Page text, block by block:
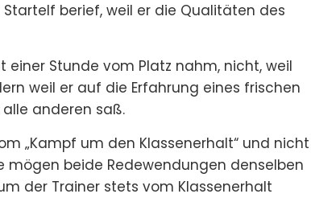
berief, weil er die Qualitäten des
Stunde vom Platz nahm, nicht, weil
weil er auf die Erfahrung eines frischen
anderen saß.
„Kampf um den Klassenerhalt“ und nicht
mögen beide Redewendungen denselben
der Trainer stets vom Klassenerhalt